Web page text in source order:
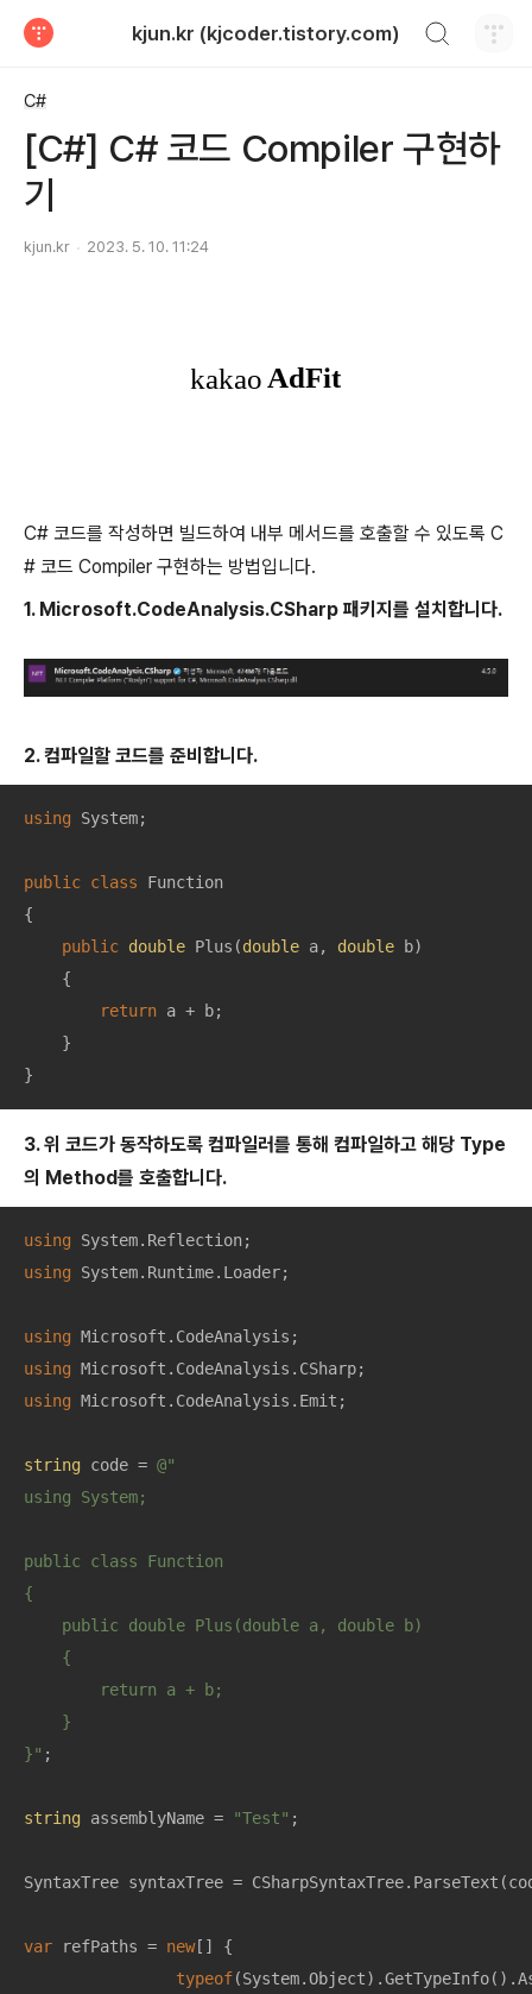
kjun.kr (kjcoder.tistory.com)
C#
[C#] C# 코드 Compiler 구현하
기
kjun.kr 2023. 5. 10. 11:24
C# 코드를 작성하면 빌드하여 내부 메서드를 호출할 수 있도록 C
# 코드 Compiler 구현하는 방법입니다.
1. Microsoft.CodeAnalysis.CSharp 패키지를 설치합니다.
2. 컴파일할 코드를 준비합니다.
using System;
public class
Function
{
public double Plus (double a, double b)
    {
return a + b;
    }
}
3. 위 코드가 동작하도록 컴파일러를 통해 컴파일하고 해당 Type
의 Method를 호출합니다.
using
using System.Runtime.Loader;
using
using
using Microsoft.CodeAnalysis.Emit;
string code = @"
using System;
public class Function
{
    public double Plus(double a, double b)
    {
        return a + b;
    }
}" ;
string assemblyName = "Test" ;
SyntaxTree syntaxTree =
var refPaths = new[] {
typeof